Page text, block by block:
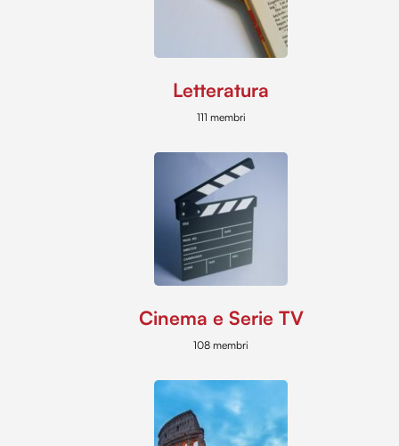
Letteratura
111 membri
Cinema e Serie TV
108 membri